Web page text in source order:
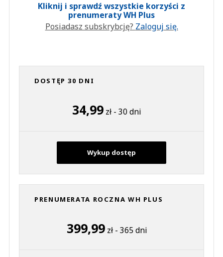
Kliknij i sprawdź wszystkie korzyści z
prenumeraty WH Plus
Posiadasz subskrybcję? Zaloguj się.
DOSTĘP 30 DNI
34,99 zł - 30 dni
Wykup dostęp
PRENUMERATA ROCZNA WH PLUS
399,99zł - 365 dni